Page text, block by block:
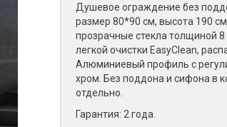
Душевое ограждение без
размер 80*90 см, высота 190
прозрачные стекла толщиной
легкой очистки EasyClean,
Алюминиевый профиль с
хром. Без поддона и сифона в
отдельно.
Гарантия: 2 года